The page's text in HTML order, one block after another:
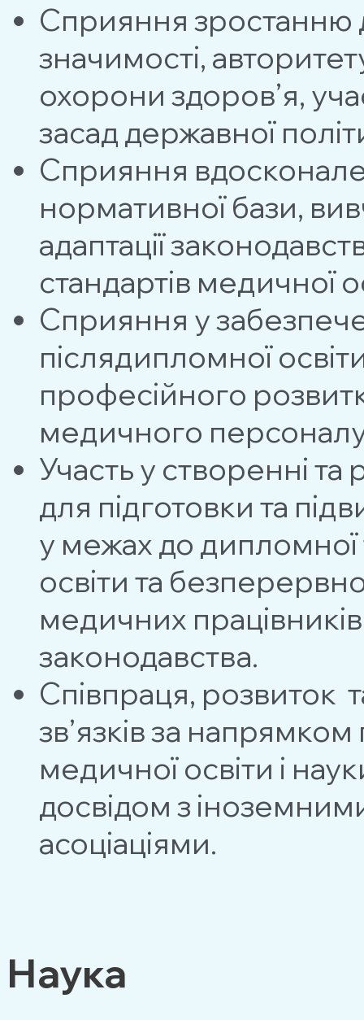
Сприяння зростанню
значимості,
охорони здоров’я,
засад державної
Сприяння
нормативної бази,
адаптацiї
стандартів медичної
Сприяння у
післядипломної
професiйного
медичного
Участь у створенні та
для підготовки та
у межах до дипломної
освiти та
медичних
законодавства.
Співпраця,
зв’язкiв за
медичної освiти і
досвiдом з
асоціаціями.
Наука